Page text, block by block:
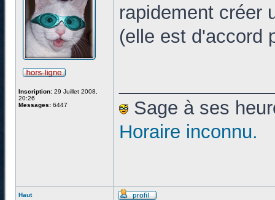
Inscription: 29 Juillet 2008,
20:26
Messages: 6447
rapidement créer
(elle est d'accord
Sage à ses
Horaire inconnu.
Haut